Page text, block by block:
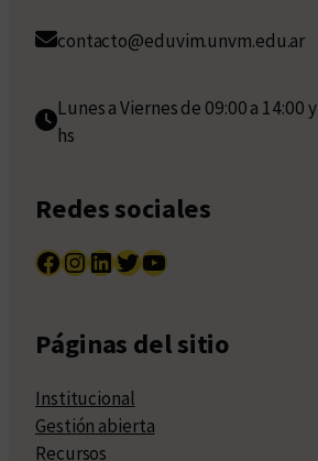
contacto@eduvim.unvm.edu.ar
Lunes a Viernes de 09:00 a 14:00
hs
Redes sociales
Facebook InstagramLinkedIn Twitter YouTube
Páginas del sitio
Institucional
Gestión abierta
Recursos